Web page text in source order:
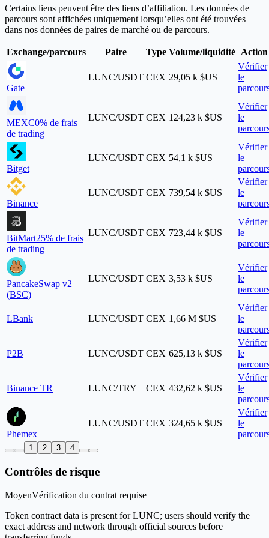
Certains liens peuvent être des liens d’affiliation. Les données de
parcours sont affichées uniquement lorsqu’elles ont été trouvées
dans nos données de paires de marché ou de parcours.
Exchange/parcours Paire Type Volume/liquidité Action
Gate
LUNC/USDT CEX 29,05 k $US
Vérifier
le
MEXC0% de frais
de trading
LUNC/USDT CEX 124,23 k $US
Vérifier
le
Bitget
LUNC/USDT CEX 54,1 k $US
Vérifier
le
Binance
LUNC/USDT CEX 739,54 k $US
Vérifier
le
BitMart25% de frais
de trading
LUNC/USDT CEX 723,44 k $US
Vérifier
le
PancakeSwap v2
(BSC)
LUNC/USDT CEX 3,53 k $US
Vérifier
le
LBank LUNC/USDT CEX 1,66 M $US
Vérifier
le
P2B LUNC/USDT CEX 625,13 k $US
Vérifier
le
Binance TR LUNC/TRY CEX 432,62 k $US
Vérifier
le
Phemex
LUNC/USDT CEX 324,65 k $US
Vérifier
le
1 2 3 4
Contrôles de risque
MoyenVérification du contrat requise
Token contract data is present for LUNC; users should verify the
exact address and network through official sources before